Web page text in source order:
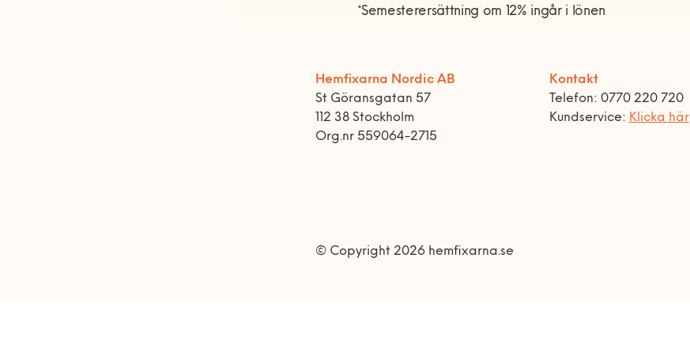
*Semesterersättning om 12% ingår i lönen
Hemfixarna Nordic AB
St Göransgatan 57
112 38 Stockholm
Org.nr 559064-2715
Kontakt
Telefon: 0770 220 720
Kundservice: Klicka här
© Copyright 2026 hemfixarna.se